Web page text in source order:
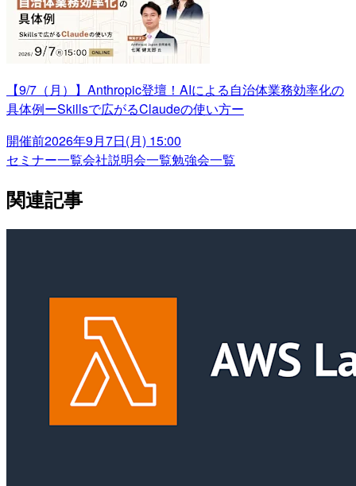
【9/7（月）】Anthropic登壇！AIによる自治体業務効率化の
具体例ーSkillsで広がるClaudeの使い方ー
開催前2026年9月7日(月) 15:00
セミナー一覧会社説明会一覧勉強会一覧
関連記事